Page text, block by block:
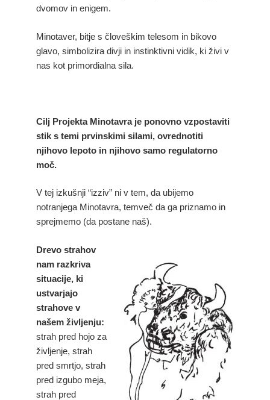
dvomov in enigem.
Minotaver, bitje s človeškim telesom in bikovo
glavo, simbolizira divji in instinktivni vidik, ki živi v
nas kot primordialna sila.
Cilj Projekta Minotavra je ponovno vzpostaviti
stik s temi prvinskimi silami, ovrednotiti
njihovo lepoto in njihovo samo regulatorno
moč.
V tej izkušnji “izziv” ni v tem, da ubijemo
notranjega Minotavra, temveč da ga priznamo in
sprejmemo (da postane naš).
Drevo strahov
nam razkriva
situacije, ki
ustvarjajo
strahove v
našem življenju:
strah pred hojo za
življenje, strah
pred smrtjo, strah
pred izgubo meja,
strah pred